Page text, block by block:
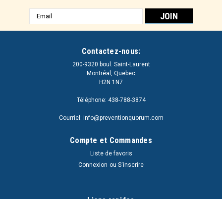
Adresse
e-
Contactez-nous:
200-9320 boul. Saint-Laurent
Montréal, Quebec
H2N 1N7
Téléphone: 438-788-3874
Courriel: info@preventionquorum.com
Compte et Commandes
Liste de favoris
Connexion ou S'inscrire